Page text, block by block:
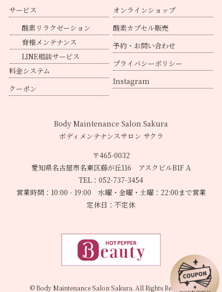
サービス
酸素リラクゼーション
脊椎メンテナンス
LINE相談サービス
料金システム
クーポン
オンラインショップ
酸素カプセル販売
予約・お問い合わせ
プライバシーポリシー
Instagram
Body Maintenance Salon Sakura
ボディメンテナンスサロン サクラ
〒465-0032
愛知県名古屋市名東区藤が丘116 アスクビルB1F A
TEL：052-737-3454
営業時間：10:00 - 19:00 水曜・金曜・土曜：22:00まで営業
定休日：不定休
© Body Maintenance Salon Sakura. All Rights Reserved.